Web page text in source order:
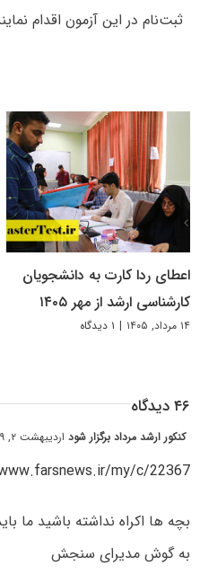
ثبت‌نام در این آزمون اقدام
اعطای ردا کارت به دانشجویان
کارشناسی ارشد از مهر ۱۴۰۵
۱۴ مرداد, ۱۴۰۵ | ۱ دیدگاه
۴۶ دیدگاه
کنکور ارشد مرداد برگزار شوداردیبهشت ۲, ۱۳۹۹ at ۹:۴۲ ب٫ظ
my/c/22367
بچه ها اکراه نداشته باشید ما
به گوش مدیرای سنجش